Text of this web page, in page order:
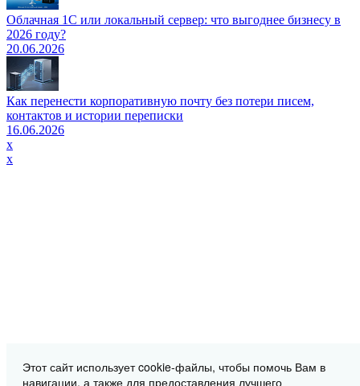
Облачная 1С или локальный сервер: что выгоднее бизнесу в
2026 году?
20.06.2026
Как перенести корпоративную почту без потери писем,
контактов и истории переписки
16.06.2026
x
x
Этот сайт использует cookie-файлы, чтобы помочь Вам в
навигации, а также для предоставления лучшего